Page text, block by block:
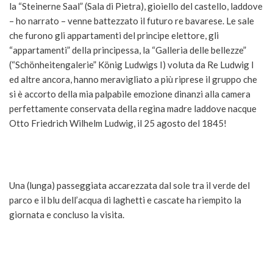
la “Steinerne Saal” (Sala di Pietra), gioiello del castello, laddove
– ho narrato – venne battezzato il futuro re bavarese. Le sale
che furono gli appartamenti del principe elettore, gli
“appartamenti” della principessa, la “Galleria delle bellezze”
(“Schönheitengalerie” König Ludwigs I) voluta da Re Ludwig I
ed altre ancora, hanno meravigliato a più riprese il gruppo che
si è accorto della mia palpabile emozione dinanzi alla camera
perfettamente conservata della regina madre laddove nacque
Otto Friedrich Wilhelm Ludwig, il 25 agosto del 1845!
Una (lunga) passeggiata accarezzata dal sole tra il verde del
parco e il blu dell’acqua di laghetti e cascate ha riempito la
giornata e concluso la visita.